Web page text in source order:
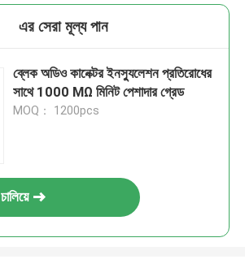
এর সেরা মূল্য পান
ব্লেক অডিও কানেক্টর ইনস্যুলেশন প্রতিরোধের
সাথে 1000 MΩ মিনিট পেশাদার গ্রেড
MOQ： 1200pcs
চালিয়ে